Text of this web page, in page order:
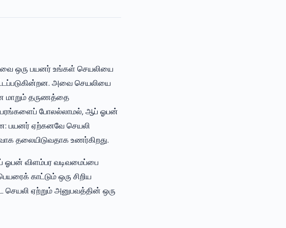
ஒரு பயனர் உங்கள் செயலியை
அவை செயலியை
மாறும் தருணத்தை
போலல்லாமல், ஆப் ஓபன்
பயனர் ஏற்கனவே செயலி
தலையிடுவதாக உணர்கிறது.
ஓபன் விளம்பர வடிவமைப்பை
காட்டும் ஒரு சிறிய
செயலி ஏற்றும் அனுபவத்தின் ஒரு